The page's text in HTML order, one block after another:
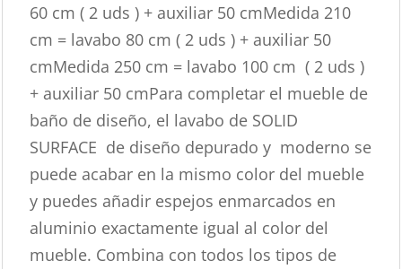
60 cm ( 2 uds ) + auxiliar 50 cmMedida 210
cm = lavabo 80 cm ( 2 uds ) + auxiliar 50
cmMedida 250 cm = lavabo 100 cm ( 2 uds )
+ auxiliar 50 cmPara completar el mueble de
baño de diseño, el lavabo de SOLID
SURFACE de diseño depurado y moderno se
puede acabar en la mismo color del mueble
y puedes añadir espejos enmarcados en
aluminio exactamente igual al color del
mueble. Combina con todos los tipos de